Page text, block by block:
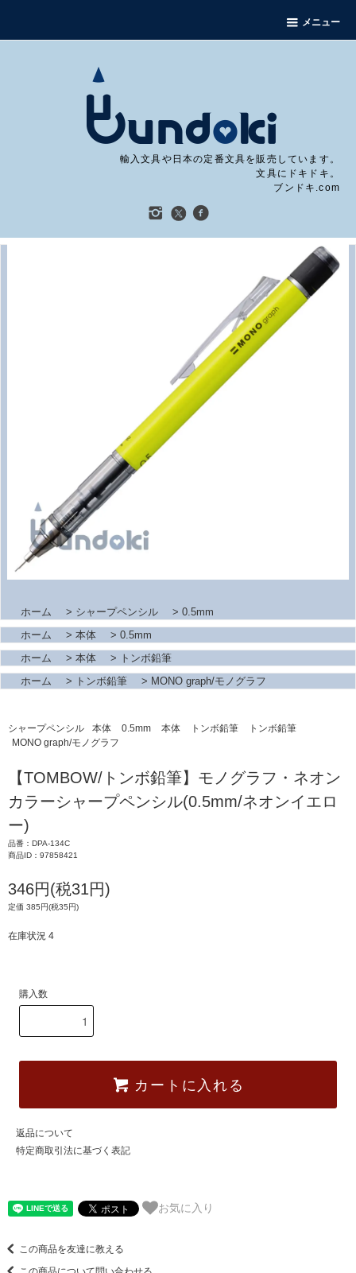
メニュー
輸入文具や日本の定番文具を販売しています。
文具にドキドキ。
ブンドキ.com
ホーム > シャープペンシル > 0.5mm
ホーム
> 本体 > 0.5mm
ホーム
> 本体 >
トンボ鉛筆
ホーム
> トンボ鉛筆 > MONO graph/モノグラフ
シャープペンシル 本体 0.5mm 本体 トンボ鉛筆
トンボ鉛筆
MONO graph/モノグラフ
【TOMBOW/トンボ鉛筆】モノグラフ・ネオン
カラーシャープペンシル(0.5mm/ネオンイエロ
ー)
品番：DPA-134C
商品ID：97858421
346円(税31円)
定価 385円(税35円)
在庫状況 4
購入数
カートに入れる
返品について
特定商取引法に基づく表記
お気に入り
この商品を友達に教える